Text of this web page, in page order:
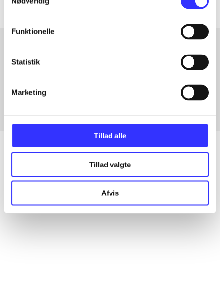
Funktionelle
Statistik
Marketing
Tillad alle
Tillad valgte
Afvis
Artikler med samme emner
Artikler
Alle registrerede artikler fordelt på udgivelser